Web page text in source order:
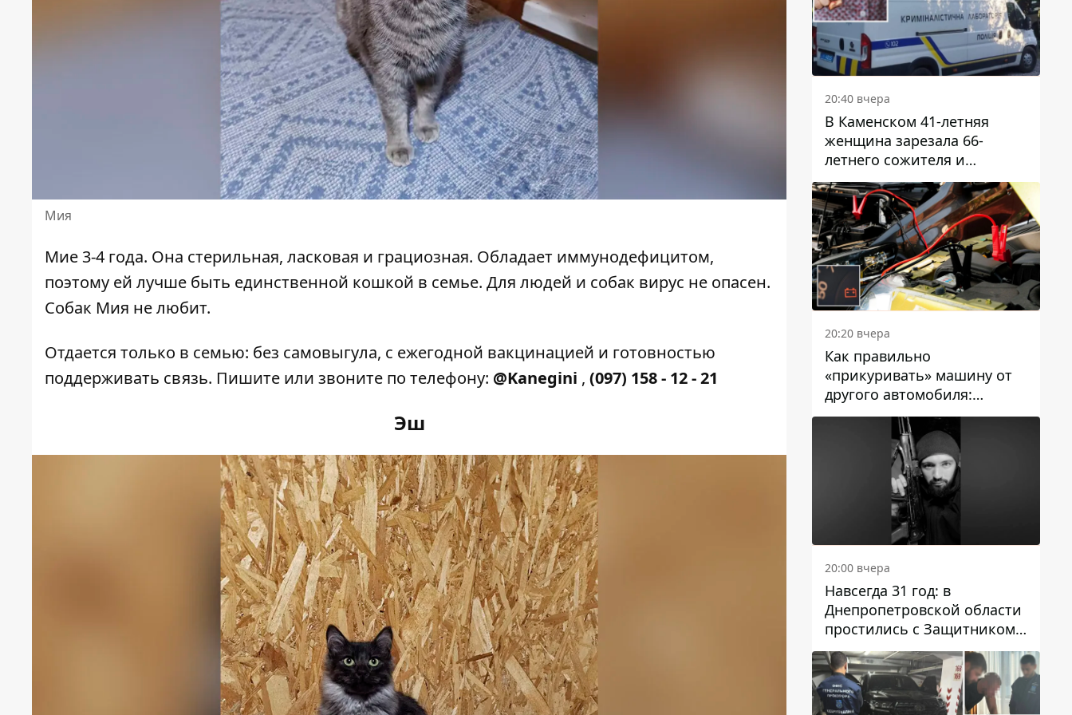
Мия
Мие 3-4 года. Она стерильная, ласковая и грациозная. Обладает иммунодефицитом,
поэтому ей лучше быть единственной кошкой в ​​семье. Для людей и собак вирус не опасен.
Собак Мия не любит.
Отдается только в семью: без самовыгула, с ежегодной вакцинацией и готовностью
поддерживать связь. Пишите или звоните по телефону: @Kanegini , (097) 158 - 12 - 21
Эш
20:40 вчера
В Каменском 41-летняя
женщина зарезала 66-
летнего сожителя и
пыталась обмануть
полицейских
20:20 вчера
Как правильно
«прикуривать» машину от
другого автомобиля:
инструкция для водителей
20:00 вчера
Навсегда 31 год: в
Днепропетровской области
простились с Защитником
Александром Репиным